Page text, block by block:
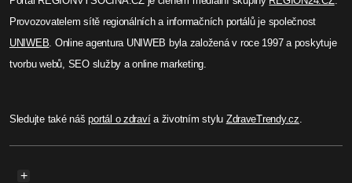
Provozovatelem sítě regionálních a informačních portálů je společnost
UNIWEB . Online agentura UNIWEB byla založená v roce 1997 a poskytuje
tvorbu webů, SEO služby a online marketing.
Sledujte také nášportál o zdravía životním stylu ZdraveTrendy.cz
+